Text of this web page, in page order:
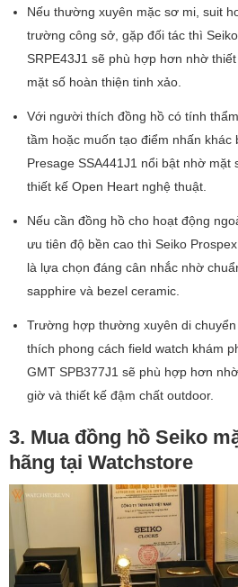
Nếu thường xuyên mặc sơ mi, suit
trường công sở, gặp đối tác thì
SRPE43J1 sẽ phù hợp hơn nhờ thiết
mặt số hoàn thiện tinh xảo.
Với người thích đồng hồ có tính
tầm hoặc muốn tạo điểm nhấn khác
Presage SSA441J1 nổi bật nhờ mặt
thiết kế Open Heart nghệ thuật.
Nếu cần đồng hồ cho hoạt động
ưu tiên độ bền cao thì Seiko
là lựa chọn đáng cân nhắc nhờ
sapphire và bezel ceramic.
Trường hợp thường xuyên di
thích phong cách field watch khám
GMT SPB377J1 sẽ phù hợp hơn
giờ và thiết kế đậm chất outdoor.
3. Mua đồng hồ Seiko
hãng tại Watchstore